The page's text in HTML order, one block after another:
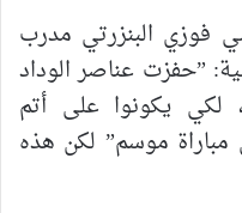
فوزي البنزرتي مدرب
”حفزت عناصر الوداد
يكونوا على أتم
مباراة موسم” لكن هذه